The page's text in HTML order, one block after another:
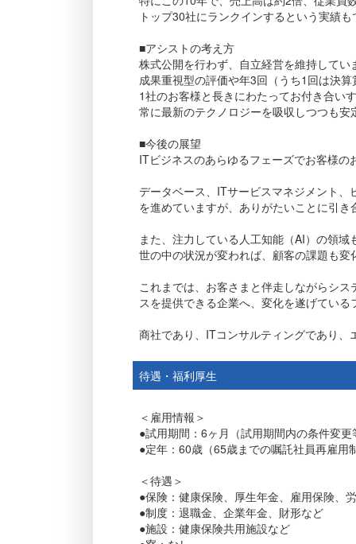
トップ30社にランクインするという実績
■アシストの考え方
株式公開を行わず、自立経営を維持してい
成果重視型の評価や年3回（うち1回は決
1社のお客様と長きにわたってお付き合い
常に最新のテクノロジーを吸収しつつも
■今後の展望
ITビジネスのあらゆるフェーズでお客様
データベース、ITサービスマネジメント
を進めていますが、ありがたいことに引
また、注力している人工知能（AI）の領
世の中の状況が変われば、顧客の課題も変
これまでは、お客さまと伴走しながらシ
スを提供できる企業へ、変化を遂げている
商社であり、ITコンサルティングであり
待遇・福利厚生
＜雇用情報＞
●試用期間：6ヶ月（試用期間内の条件変
●定年：60歳（65歳までの嘱託社員再雇用
＜待遇＞
●保険：健康保険、厚生年金、雇用保険、
●制度：退職金、企業年金、財形など
●施設：健康保険共用施設など